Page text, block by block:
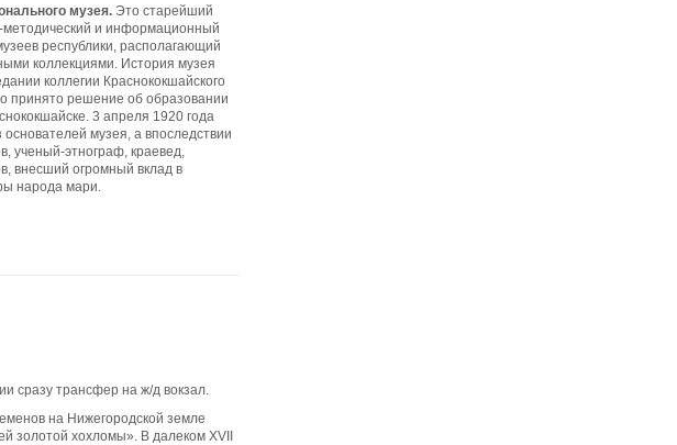
музея. Это старейший
и информационный
республики, располагающий
коллекциями. История музея
коллегии Краснококшайского
принято решение об образовании
3 апреля 1920 года
музея, а впоследствии
ученый-этнограф, краевед,
внесший огромный вклад в
народа мари.
сразу трансфер на ж/д вокзал.
на Нижегородской земле
золотой хохломы». В далеком XVII